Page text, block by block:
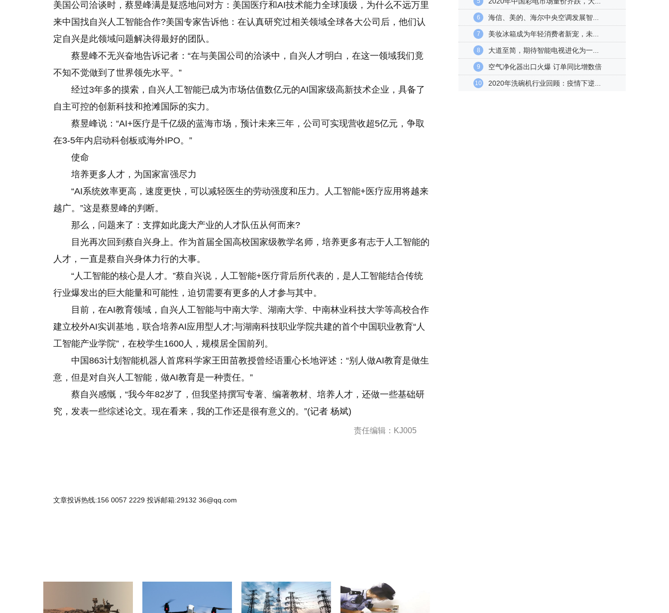
美国公司洽谈时，蔡昱峰满是疑惑地问对方：美国医疗和AI技术能力全球顶级，为什么不远万里
来中国找自兴人工智能合作?美国专家告诉他：在认真研究过相关领域全球各大公司后，他们认
定自兴是此领域问题解决得最好的团队。
蔡昱峰不无兴奋地告诉记者：“在与美国公司的洽谈中，自兴人才明白，在这一领域我们竟
不知不觉做到了世界领先水平。”
经过3年多的摸索，自兴人工智能已成为市场估值数亿元的AI国家级高新技术企业，具备了
自主可控的创新科技和抢滩国际的实力。
蔡昱峰说：“AI+医疗是千亿级的蓝海市场，预计未来三年，公司可实现营收超5亿元，争取
在3-5年内启动科创板或海外IPO。”
使命
培养更多人才，为国家富强尽力
“AI系统效率更高，速度更快，可以减轻医生的劳动强度和压力。人工智能+医疗应用将越来
越广。”这是蔡昱峰的判断。
那么，问题来了：支撑如此庞大产业的人才队伍从何而来?
目光再次回到蔡自兴身上。作为首届全国高校国家级教学名师，培养更多有志于人工智能的
人才，一直是蔡自兴身体力行的大事。
“人工智能的核心是人才。”蔡自兴说，人工智能+医疗背后所代表的，是人工智能结合传统
行业爆发出的巨大能量和可能性，迫切需要有更多的人才参与其中。
目前，在AI教育领域，自兴人工智能与中南大学、湖南大学、中南林业科技大学等高校合作
建立校外AI实训基地，联合培养AI应用型人才;与湖南科技职业学院共建的首个中国职业教育“人
工智能产业学院”，在校学生1600人，规模居全国前列。
中国863计划智能机器人首席科学家王田苗教授曾经语重心长地评述：“别人做AI教育是做生
意，但是对自兴人工智能，做AI教育是一种责任。”
蔡自兴感慨，“我今年82岁了，但我坚持撰写专著、编著教材、培养人才，还做一些基础研
究，发表一些综述论文。现在看来，我的工作还是很有意义的。”(记者 杨斌)
责任编辑：KJ005
文章投诉热线:156 0057 2229 投诉邮箱:29132 36@qq.com
6 海信、美的、海尔中央空调发展智...
7 美妆冰箱成为年轻消费者新宠，未...
8 大道至简，期待智能电视进化为一...
9 空气净化器出口火爆 订单同比增数倍
10 2020年洗碗机行业回顾：疫情下逆...